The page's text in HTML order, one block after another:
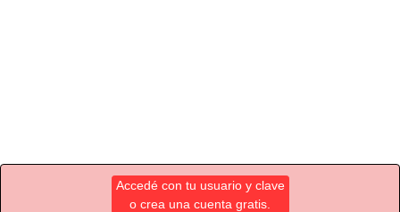
Accedé con tu usuario y clave
o crea una cuenta gratis.